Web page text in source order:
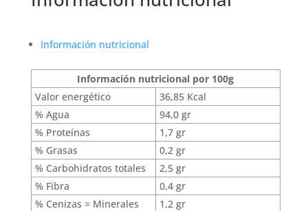
Información nutricional
Información nutricional por 100g
Valor energético
36,85 Kcal
% Agua
94,0 gr
% Proteínas
1,7 gr
% Grasas
0,2 gr
% Carbohidratos totales
2,5 gr
% Fibra
0,4 gr
% Cenizas = Minerales
1,2 gr